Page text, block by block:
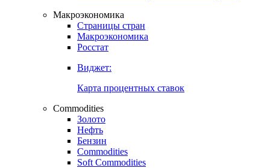
Макроэкономика
Страницы стран
Макроэкономика
Росстат
Виджет:
Карта процентных ставок
Commodities
Золото
Нефть
Бензин
Commodities
Soft Commodities